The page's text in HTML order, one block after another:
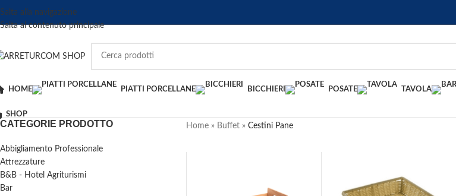
Salta alla navigazione
Salta al contenuto principale
HOME PIATTI PORCELLANE BICCHIERI POSATE TAVOLA
SHOP
CATEGORIE PRODOTTO
Abbigliamento Professionale
Attrezzature
B&B - Hotel Agriturismi
Bar
Home» Buffet» Cestini Pane